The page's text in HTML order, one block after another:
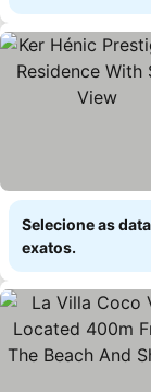
Selecione as
exatos.